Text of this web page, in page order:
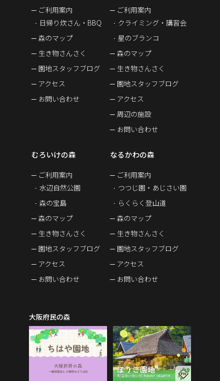
ご利用案内
日帰り炊さん・BBQ
森のマップ
生き物さんさく
園地スタッフブログ
アクセス
お問い合わせ
ご利用案内
クライミング・講習会
星のブランコ
森のマップ
生き物さんさく
園地スタッフブログ
アクセス
周辺の施設
お問い合わせ
むろいけの森
ご利用案内
水辺自然公園
森の宝島
森のマップ
生き物さんさく
園地スタッフブログ
アクセス
お問い合わせ
なるかわの森
ご利用案内
つつじ園・あじさい園
らくらく登山道
森のマップ
生き物さんさく
園地スタッフブログ
アクセス
お問い合わせ
大阪府民の森